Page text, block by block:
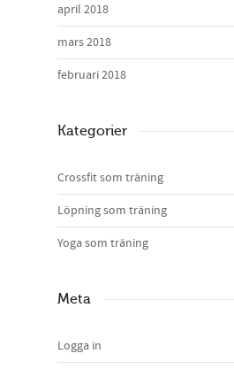
april 2018
mars 2018
februari 2018
Kategorier
Crossfit som träning
Löpning som träning
Yoga som träning
Meta
Logga in